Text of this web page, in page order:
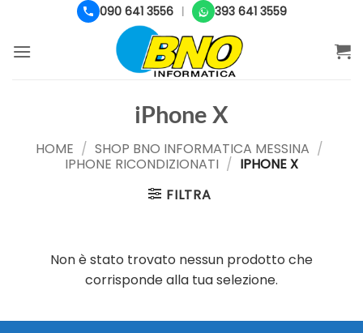
contenuti
090 641 3556 393 641 3559
iPhone X
HOME / SHOP BNO INFORMATICA MESSINA /
IPHONE RICONDIZIONATI / IPHONE X
FILTRA
Non è stato trovato nessun prodotto che
corrisponde alla tua selezione.